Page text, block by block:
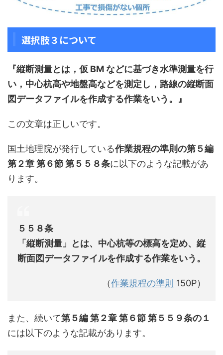
選択肢３について
『縦断測量とは，仮 BM などに基づき水準測量を行
い，中心杭高や地盤高などを測定し，路線の縦断面
図データファイルを作成する作業をいう。』
この文章は正しいです。
国土地理院が発行している作業規程の準則の第５編
第２章 第６節 第５５８条に以下のような記載があ
ります。
５５８条
「縦断測量」とは、中心杭等の標高を定め、縦
断面図データファイルを作成する作業をいう。
（作業規程の準則 150P）
また、続いて第５編 第２章 第６節 第５５９条の１
には以下のような記載があります。